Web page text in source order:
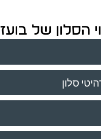
הסלון של בועז
סלון